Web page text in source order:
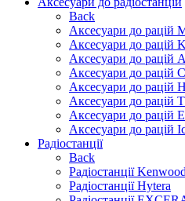
Back
Аксесуари до рацій
Аксесуари до рацій
Аксесуари до рацій
Аксесуари до рацій
Аксесуари до рацій
Аксесуари до
Аксесуари до рацій
Аксесуари до рацій
Радіостанції
Back
Радіостанції Kenwood
Радіостанції Hytera